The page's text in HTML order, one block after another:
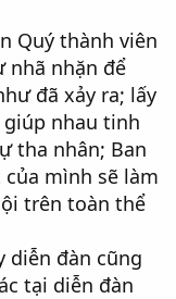
Quý thành viên
nhã nhặn để
đã xảy ra; lấy
nhau tinh
tha nhân; Ban
mình sẽ làm
trên toàn thể
diễn đàn cũng
tại diễn đàn